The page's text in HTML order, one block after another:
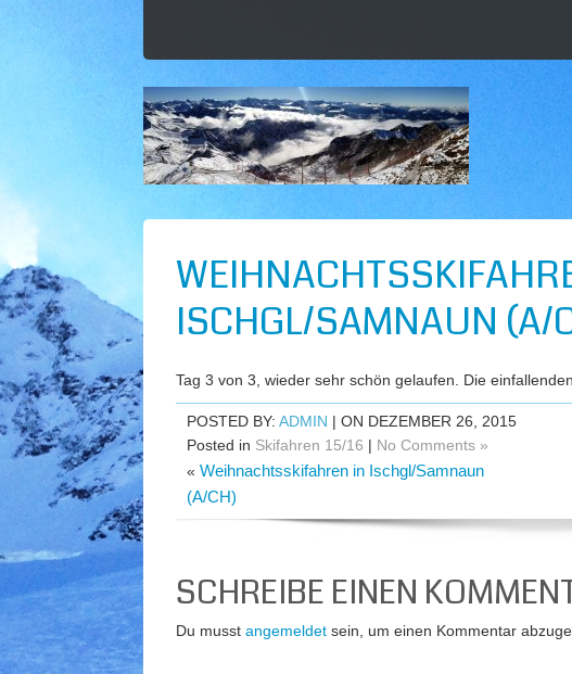
ISCHGL/SAMNAUN (A/
Tag 3 von 3, wieder sehr schön gelaufen. Die
POSTED BY: ADMIN | ON DEZEMBER 26, 2015
Posted in Skifahren 15/16 | No Comments »
« Weihnachtsskifahren in Ischgl/Samnaun
(A/CH)
SCHREIBE EINEN
Du musst angemeldet sein, um einen Kommentar